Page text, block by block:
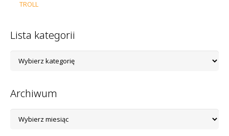
TROLL
Lista kategorii
kategorii
Archiwum